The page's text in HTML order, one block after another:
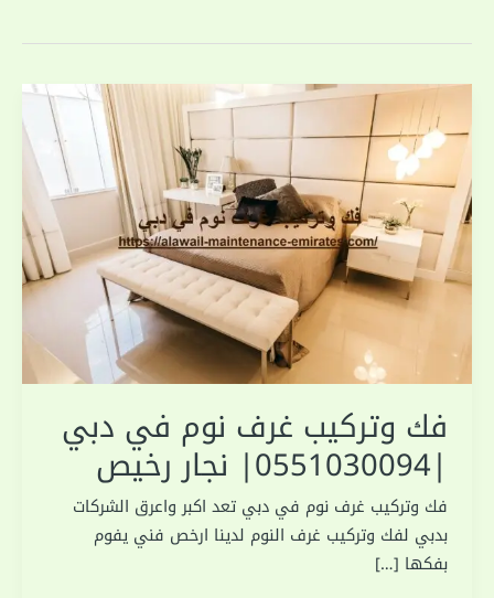
فك وتركيب غرف نوم في دبي
|0551030094| نجار رخيص
فك وتركيب غرف نوم في دبي تعد اكبر واعرق الشركات
بدبي لفك وتركيب غرف النوم لدينا ارخص فني يفوم
بفكها […]